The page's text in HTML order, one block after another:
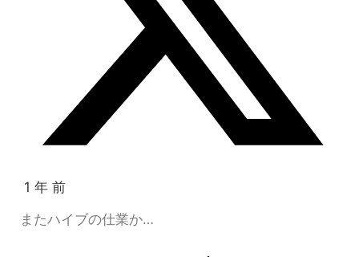
1 年 前
またハイブの仕業か…